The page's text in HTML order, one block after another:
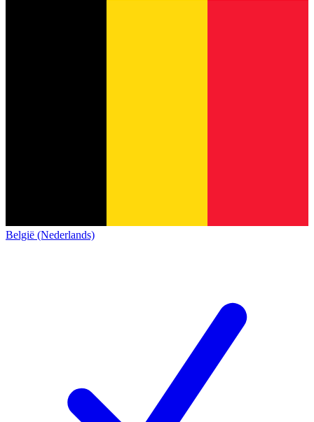
België (Nederlands)